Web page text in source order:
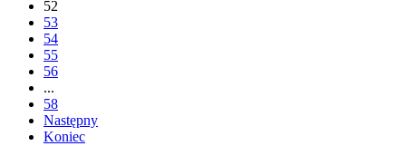
52
53
54
55
56
...
58
Następny
Koniec